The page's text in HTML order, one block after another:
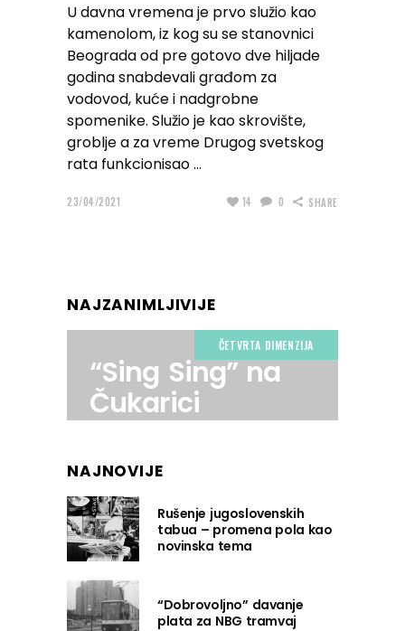
U davna vremena je prvo služio kao
kamenolom, iz kog su se stanovnici
Beograda od pre gotovo dve hiljade
godina snabdevali građom za
vodovod, kuće i nadgrobne
spomenike. Služio je kao skrovište,
groblje a za vreme Drugog svetskog
rata funkcionisao
23/04/2021 14 0 SHARE
NAJZANIMLJIVIJE
ČETVRTA DIMENZIJA
“Sing Sing” na
Čukarici
NAJNOVIJE
Rušenje jugoslovenskih
tabua – promena pola kao
novinska tema
“Dobrovoljno” davanje
plata za NBG tramvaj